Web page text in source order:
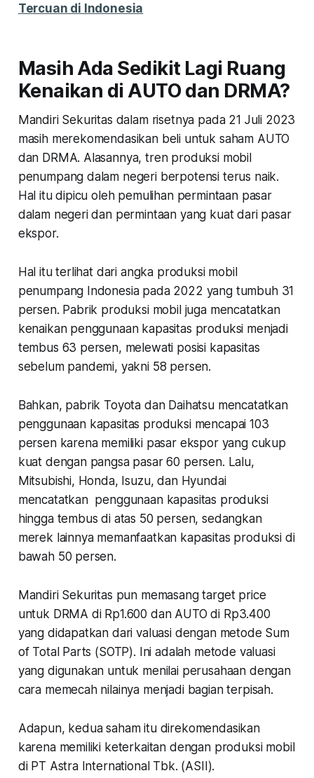
Tercuan di Indonesia
Masih Ada Sedikit Lagi Ruang
Kenaikan di AUTO dan DRMA?
Mandiri Sekuritas dalam risetnya pada 21 Juli 2023
masih merekomendasikan beli untuk saham AUTO
dan DRMA. Alasannya, tren produksi mobil
penumpang dalam negeri berpotensi terus naik.
Hal itu dipicu oleh pemulihan permintaan pasar
dalam negeri dan permintaan yang kuat dari pasar
ekspor.
Hal itu terlihat dari angka produksi mobil
penumpang Indonesia pada 2022 yang tumbuh 31
persen. Pabrik produksi mobil juga mencatatkan
kenaikan penggunaan kapasitas produksi menjadi
tembus 63 persen, melewati posisi kapasitas
sebelum pandemi, yakni 58 persen.
Bahkan, pabrik Toyota dan Daihatsu mencatatkan
penggunaan kapasitas produksi mencapai 103
persen karena memiliki pasar ekspor yang cukup
kuat dengan pangsa pasar 60 persen. Lalu,
Mitsubishi, Honda, Isuzu, dan Hyundai
mencatatkan penggunaan kapasitas produksi
hingga tembus di atas 50 persen, sedangkan
merek lainnya memanfaatkan kapasitas produksi di
bawah 50 persen.
Mandiri Sekuritas pun memasang target price
untuk DRMA di Rp1.600 dan AUTO di Rp3.400
yang didapatkan dari valuasi dengan metode Sum
of Total Parts (SOTP). Ini adalah metode valuasi
yang digunakan untuk menilai perusahaan dengan
cara memecah nilainya menjadi bagian terpisah.
Adapun, kedua saham itu direkomendasikan
karena memiliki keterkaitan dengan produksi mobil
di PT Astra International Tbk. (ASII).